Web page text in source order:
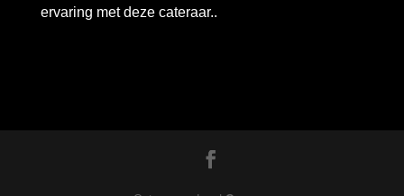
ervaring met deze cateraar..